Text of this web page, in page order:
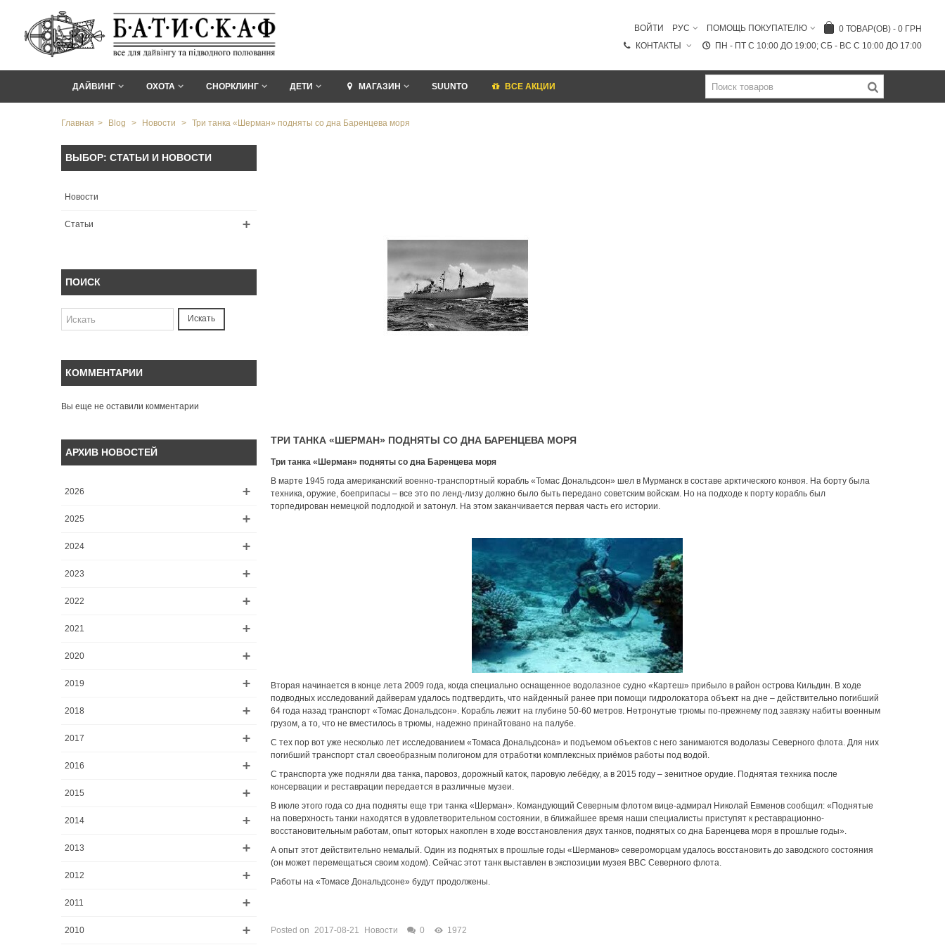
0 ТОВАР(ОВ) - 0 ГРН
ПОМОЩЬ ПОКУПАТЕЛЮ
РУС
ВОЙТИ
ПН - ПТ C 10:00 ДО 19:00; СБ - ВС С 10:00 ДО 17:00
КОНТАКТЫ
ДАЙВИНГ ОХОТА СНОРКЛИНГ ДЕТИ МАГАЗИН SUUNTO ВСЕ АКЦИИ
Главная > Blog > Новости > Три танка «Шерман» подняты со дна Баренцева моря
ВЫБОР: СТАТЬИ И НОВОСТИ
Новости
Статьи
ПОИСК
Искать
КОММЕНТАРИИ
Вы еще не оставили комментарии
АРХИВ НОВОСТЕЙ
2026
2025
2024
2023
2022
2021
2020
2019
2018
2017
2016
2015
2014
2013
2012
2011
2010
ТРИ ТАНКА «ШЕРМАН» ПОДНЯТЫ СО ДНА БАРЕНЦЕВА МОРЯ
Три танка «Шерман» подняты со дна Баренцева моря
В марте 1945 года американский военно-транспортный корабль «Томас Дональдсон» шел в Мурманск в составе арктического конвоя. На борту была
техника, оружие, боеприпасы – все это по ленд-лизу должно было быть передано советским войскам. Но на подходе к порту корабль был
торпедирован немецкой подлодкой и затонул. На этом заканчивается первая часть его истории.
Вторая начинается в конце лета 2009 года, когда специально оснащенное водолазное судно «Картеш» прибыло в район острова Кильдин. В ходе
подводных исследований дайверам удалось подтвердить, что найденный ранее при помощи гидролокатора объект на дне – действительно погибший
64 года назад транспорт «Томас Дональдсон». Корабль лежит на глубине 50-60 метров. Нетронутые трюмы по-прежнему под завязку набиты военным
грузом, а то, что не вместилось в трюмы, надежно принайтовано на палубе.
С тех пор вот уже несколько лет исследованием «Томаса Дональдсона» и подъемом объектов с него занимаются водолазы Северного флота. Для них
погибший транспорт стал своеобразным полигоном для отработки комплексных приёмов работы под водой.
С транспорта уже подняли два танка, паровоз, дорожный каток, паровую лебёдку, а в 2015 году – зенитное орудие. Поднятая техника после
консервации и реставрации передается в различные музеи.
В июле этого года со дна подняты еще три танка «Шерман». Командующий Северным флотом вице-адмирал Николай Евменов сообщил: «Поднятые
на поверхность танки находятся в удовлетворительном состоянии, в ближайшее время наши специалисты приступят к реставрационно-
восстановительным работам, опыт которых накоплен в ходе восстановления двух танков, поднятых со дна Баренцева моря в прошлые годы».
А опыт этот действительно немалый. Один из поднятых в прошлые годы «Шерманов» североморцам удалось восстановить до заводского состояния
(он может перемещаться своим ходом). Сейчас этот танк выставлен в экспозиции музея ВВС Северного флота.
Работы на «Томасе Дональдсоне» будут продолжены.
Posted on 2017-08-21 Новости 0 1972